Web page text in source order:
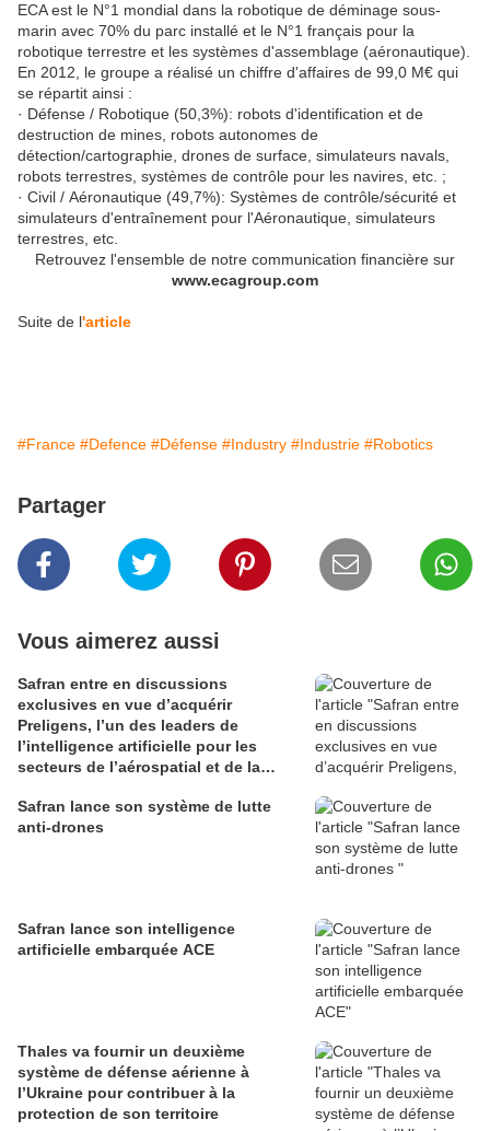
ECA est le N°1 mondial dans la robotique de déminage sous-
marin avec 70% du parc installé et le N°1 français pour la
robotique terrestre et les systèmes d'assemblage (aéronautique).
En 2012, le groupe a réalisé un chiffre d'affaires de 99,0 M€ qui
se répartit ainsi :
· Défense / Robotique (50,3%): robots d'identification et de
destruction de mines, robots autonomes de
détection/cartographie, drones de surface, simulateurs navals,
robots terrestres, systèmes de contrôle pour les navires, etc. ;
· Civil / Aéronautique (49,7%): Systèmes de contrôle/sécurité et
simulateurs d'entraînement pour l'Aéronautique, simulateurs
terrestres, etc.
Retrouvez l'ensemble de notre communication financière sur
www.ecagroup.com
Suite de l'article
#France #Defence #Défense #Industry #Industrie #Robotics
Partager
Vous aimerez aussi
Safran entre en discussions
exclusives en vue d’acquérir
Preligens, l’un des leaders de
l’intelligence artificielle pour les
secteurs de l’aérospatial et de la
Safran lance son système de lutte
anti-drones
Safran lance son intelligence
artificielle embarquée ACE
Thales va fournir un deuxième
système de défense aérienne à
l’Ukraine pour contribuer à la
protection de son territoire